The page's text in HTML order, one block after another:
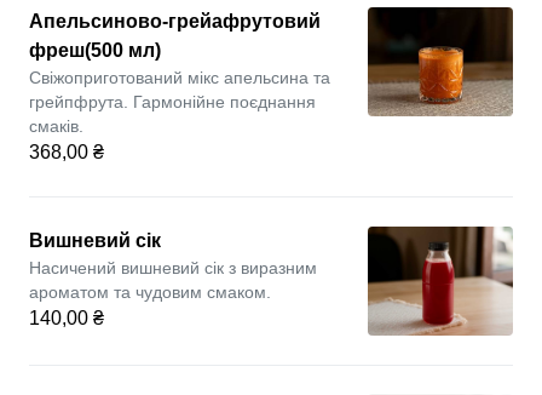
Апельсиново-грейафрутовий
фреш(500 мл)
Свіжоприготований мікс апельсина та
грейпфрута. Гармонійне поєднання
смаків.
368,00 ₴
Вишневий сік
Насичений вишневий сік з виразним
ароматом та чудовим смаком.
140,00 ₴